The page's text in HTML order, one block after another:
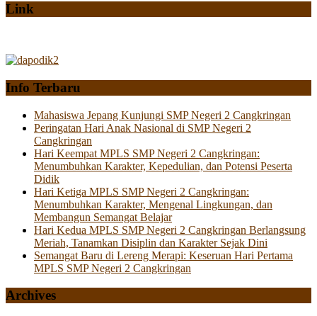
Link
Info Terbaru
Mahasiswa Jepang Kunjungi SMP Negeri 2 Cangkringan
Peringatan Hari Anak Nasional di SMP Negeri 2
Cangkringan
Hari Keempat MPLS SMP Negeri 2 Cangkringan:
Menumbuhkan Karakter, Kepedulian, dan Potensi Peserta
Didik
Hari Ketiga MPLS SMP Negeri 2 Cangkringan:
Menumbuhkan Karakter, Mengenal Lingkungan, dan
Membangun Semangat Belajar
Hari Kedua MPLS SMP Negeri 2 Cangkringan Berlangsung
Meriah, Tanamkan Disiplin dan Karakter Sejak Dini
Semangat Baru di Lereng Merapi: Keseruan Hari Pertama
MPLS SMP Negeri 2 Cangkringan
Archives